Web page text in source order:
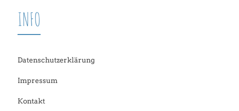
INFO
Datenschutzerklärung
Impressum
Kontakt